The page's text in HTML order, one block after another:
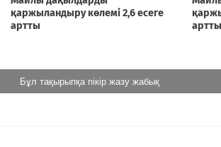
Бұл тақырыпқа пікір жазу жабық